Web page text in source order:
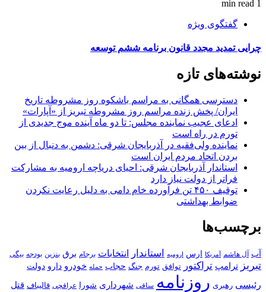
1 min read
گفتگوی ویژه
چرایی تمدید مجدد قانون برنامه ششم توسعه
نوشته‌های تازه
دسترسی همگانی به مراسم باشکوه روز مشروطه تاریخ
ایران/ پخش زنده مراسم روز مشروطه تبریز از «آپارات»
ادعای عجیب نماینده مجلس: تا دو ماه آینده موج جدیدی از
تورم در راه است
نماینده ولی‌فقیه در آذربایجان شرقی: دشمن به دنبال از بین
بردن اتحاد مردم ایران است
استاندار آذربایجان شرقی: احیای دریاچه ارومیه به مشارکت
فراتر از دولت نیاز دارد
توقیف ۴۵۰ تن فرآورده خام دامی به دلیل رعایت نکردن
ضوابط بهداشتی
برچسب‌ها
آب آل هاشم آمریکا ارس ارومیه استاندار انتخابات برجام برق بنزین بودجه بیگی
تبریز ترامپ تراکتور توافق تورم جنگ حجاب حمله خودرو دارو دولت
رئیسی رهبری روزنامه ساقی شهرداری شورا عراقچی قالیباف قتل